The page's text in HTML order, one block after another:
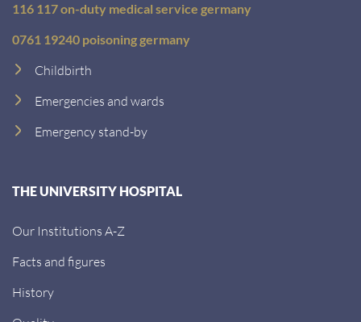
116 117 on-duty medical service germany
0761 19240 poisoning germany
Childbirth
Emergencies and wards
Emergency stand-by
THE UNIVERSITY HOSPITAL
Our Institutions A-Z
Facts and figures
History